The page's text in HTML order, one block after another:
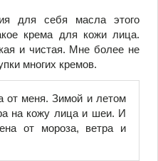
для себя масла этого
крема для кожи лица.
и чистая. Мне более не
многих кремов.
от меня. Зимой и летом
на кожу лица и шеи. И
от мороза, ветра и